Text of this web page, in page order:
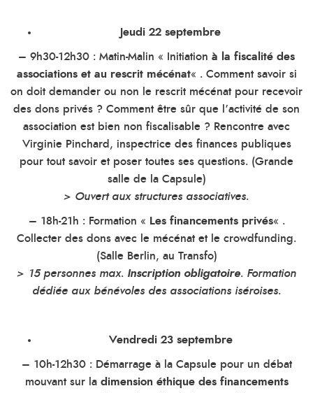
Jeudi 22 septembre
– 9h30-12h30 : Matin-Malin « Initiation à la fiscalité des
associations et au rescrit mécénat« . Comment savoir si
on doit demander ou non le rescrit mécénat pour recevoir
des dons privés ? Comment être sûr que l’activité de son
association est bien non fiscalisable ? Rencontre avec
Virginie Pinchard, inspectrice des finances publiques
pour tout savoir et poser toutes ses questions. (Grande
salle de la Capsule)
> Ouvert aux structures associatives.
– 18h-21h : Formation « Les financements privés« .
Collecter des dons avec le mécénat et le crowdfunding.
(Salle Berlin, au Transfo)
> 15 personnes max. Inscription obligatoire. Formation
dédiée aux bénévoles des associations iséroises.
Vendredi 23 septembre
– 10h-12h30 : Démarrage à la Capsule pour un débat
mouvant sur la dimension éthique des financements